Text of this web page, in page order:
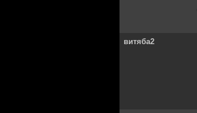
витяба2